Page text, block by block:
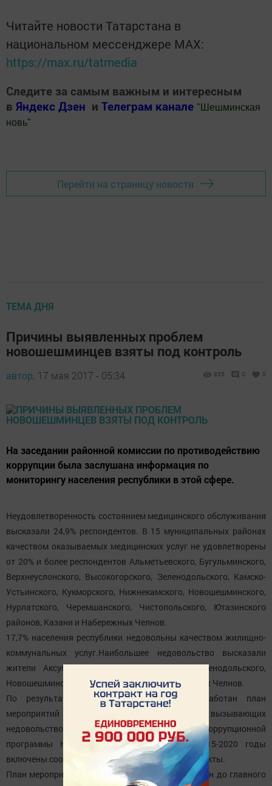
Читайте новости Татарстана в
национальном мессенджере MАХ:
https://max.ru/tatmedia
Следите за самым важным и интересным
в Яндекс Дзен и Телеграм канале " Шешминская
новь"
Перейти на страницу новости
ТЕМА ДНЯ
Причины выявленных проблем
новошешминцев взяты под контроль
автор, 17 мая 2017 - 05:34 935 0 0
На заседании районной комиссии по противодействию
коррупции была заслушана информация по
мониторингу населения республики в этой сфере.
Неудовлетворенность состоянием медицинского обслуживания
высказали 24,9% респондентов. В 15 муниципальных районах
качеством оказываемых медицинских услуг не удовлетворены
от 20% и более респондентов Альметьевского, Бугульминского,
Верхнеуслонского, Высокогорского, Зеленодольского, Камско-
Устьинского, Кукморского, Нижнекамского, Новошешминского,
Нурлатского, Черемшанского, Чистопольского, Ютазинского
районов, Казани и Набережных Челнов.
17,7% населения республики недовольны качеством жилищно-
коммунальных услуг.Наибольшее недовольство высказали
жители Аксубаевского, Верхнеуслонского, Зеленодольского,
Новошешминского районов, Казани и Набережных Челнов.
По результатам заседания в районе разработан план
мероприятий по устранению причин, вызывающих
недовольство граждан, а в реализацию антикоррупционной
программы Новошешминского района на 2015-2020 годы
включены соответствующие дополнительные пункты.
План мероприятий по устранению причин доведен до главного